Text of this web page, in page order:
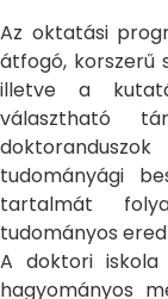
Az oktatási
átfogó, korszerű
illetve a
választható
tudományági
tartalmát
tudományos
A doktori iskola
hagyományos